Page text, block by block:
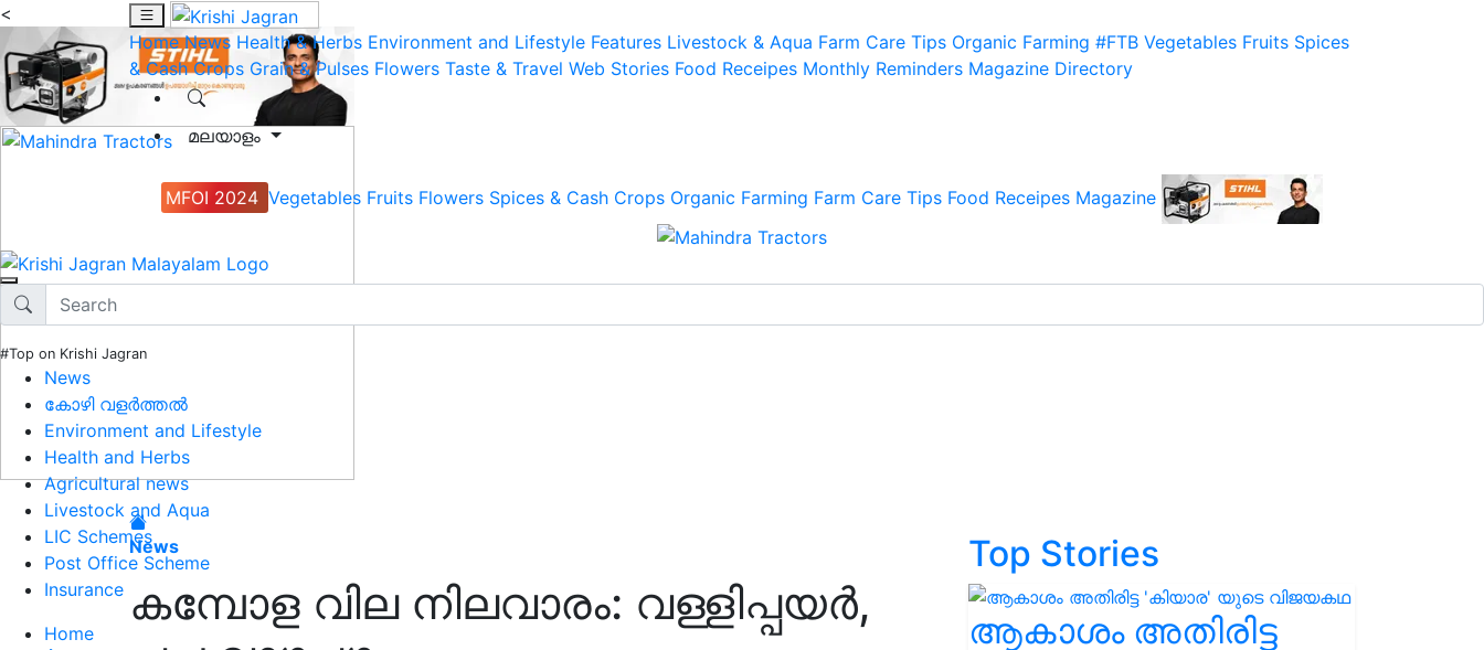
<
Home News Health & Herbs Environment and Lifestyle Features Livestock & Aqua Farm Care Tips Organic Farming #FTB Vegetables Fruits Spices
& Cash Crops Grain & Pulses Flowers Taste & Travel Web Stories Food Receipes Monthly Reminders Magazine Directory
മലയാളം
MFOI 2024 Vegetables Fruits Flowers Spices & Cash Crops Organic Farming Farm Care Tips Food Receipes Magazine
#Top on Krishi Jagran
News
കോഴി വളർത്തൽ
Environment and Lifestyle
Health and Herbs
Agricultural news
Livestock and Aqua
LIC Schemes
Post Office Scheme
Insurance
Home
News
കമ്പോള വില നിലവാരം: വള്ളിപ്പയർ,
Top Stories
ആകാശം അതിരിട്ട